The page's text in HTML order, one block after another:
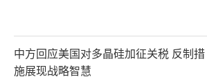
中方回应美国对多晶硅加征关税 反制措
施展现战略智慧